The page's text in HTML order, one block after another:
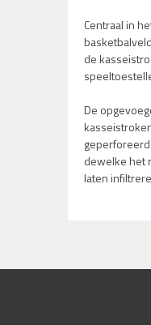
Centraal in
de
De
dewelke het
laten